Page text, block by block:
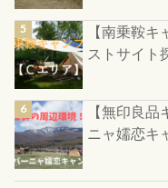
【南乗鞍
ストサイト
【無印良
ニャ嬬恋キ